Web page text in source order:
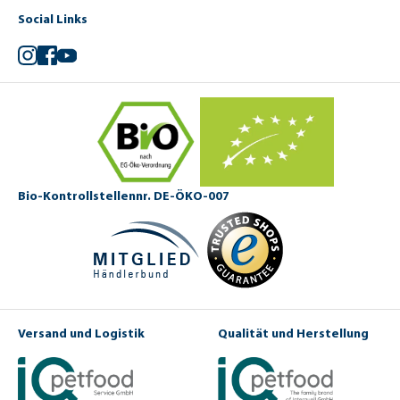
Social Links
Instagram
Facebook
YouTube
Bio-Kontrollstellennr. DE-ÖKO-007
Versand und Logistik Qualität und Herstellung